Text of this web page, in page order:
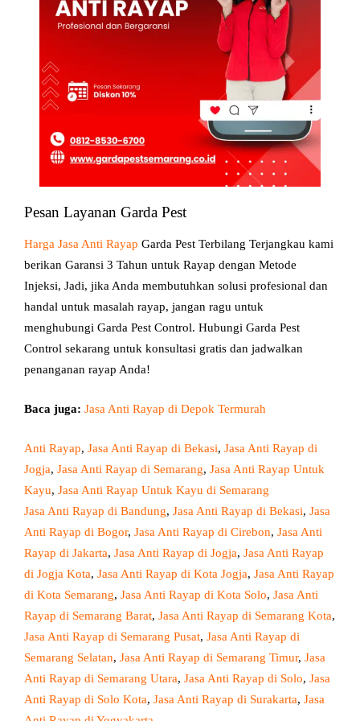
Pesan Layanan Garda Pest
Harga Jasa Anti Rayap Garda Pest Terbilang Terjangkau kami
berikan Garansi 3 Tahun untuk Rayap dengan Metode
Injeksi, Jadi, jika Anda membutuhkan solusi profesional dan
handal untuk masalah rayap, jangan ragu untuk
menghubungi Garda Pest Control. Hubungi Garda Pest
Control sekarang untuk konsultasi gratis dan jadwalkan
penanganan rayap Anda!
Baca juga: Jasa Anti Rayap di Depok Termurah
Anti Rayap, Jasa Anti Rayap di Bekasi, Jasa Anti Rayap di
Jogja, Jasa Anti Rayap di Semarang, Jasa Anti Rayap Untuk
Kayu, Jasa Anti Rayap Untuk Kayu di Semarang
Jasa Anti Rayap di Bandung, Jasa Anti Rayap di Bekasi, Jasa
Anti Rayap di Bogor, Jasa Anti Rayap di Cirebon, Jasa Anti
Rayap di Jakarta, Jasa Anti Rayap di Jogja, Jasa Anti Rayap
di Jogja Kota, Jasa Anti Rayap di Kota Jogja, Jasa Anti Rayap
di Kota Semarang, Jasa Anti Rayap di Kota Solo, Jasa Anti
Rayap di Semarang Barat, Jasa Anti Rayap di Semarang Kota
Jasa Anti Rayap di Semarang Pusat, Jasa Anti Rayap di
Semarang Selatan, Jasa Anti Rayap di Semarang Timur, Jasa
Anti Rayap di Semarang Utara, Jasa Anti Rayap di Solo, Jasa
Anti Rayap di Solo Kota, Jasa Anti Rayap di Surakarta, Jasa